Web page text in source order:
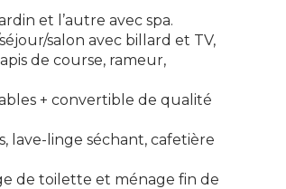
et l’autre avec spa.
salon avec billard et TV,
de course, rameur,
+ convertible de qualité
lave-linge séchant, cafetière
de toilette et ménage fin de